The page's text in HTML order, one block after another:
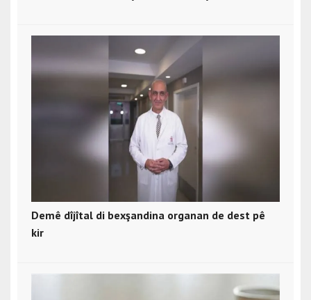
Demê dîjîtal di bexşandina organan de dest pê
kir